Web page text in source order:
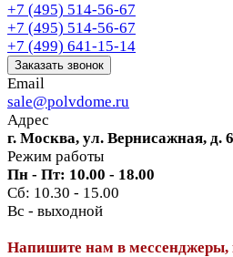
+7 (495) 514-56-67
+7 (495) 514-56-67
+7 (499) 641-15-14
Заказать звонок
Email
sale@polvdome.ru
Адрес
г. Москва, ул. Вернисажная, д. 6
Режим работы
Пн - Пт: 10.00 - 18.00
Сб: 10.30 - 15.00
Вс - выходной
Напишите нам в